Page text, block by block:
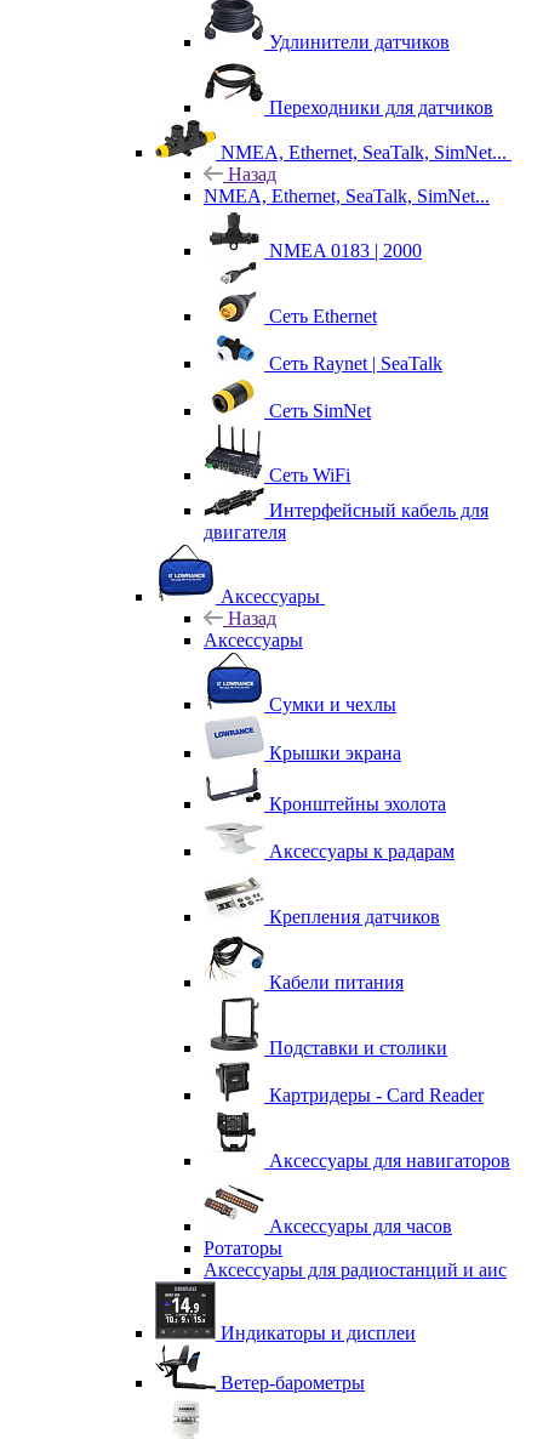
Удлинители датчиков
Переходники для датчиков
NMEA, Ethernet, SeaTalk, SimNet...
Назад
NMEA, Ethernet, SeaTalk, SimNet...
NMEA 0183 | 2000
Сеть Ethernet
Сеть Raynet | SeaTalk
Сеть SimNet
Сеть WiFi
Интерфейсный кабель для
двигателя
Аксессуары
Назад
Аксессуары
Сумки и чехлы
Крышки экрана
Кронштейны эхолота
Аксессуары к радарам
Крепления датчиков
Кабели питания
Подставки и столики
Картридеры - Card Reader
Аксессуары для навигаторов
Аксессуары для часов
Ротаторы
Аксессуары для радиостанций и аис
Индикаторы и дисплеи
Ветер-барометры